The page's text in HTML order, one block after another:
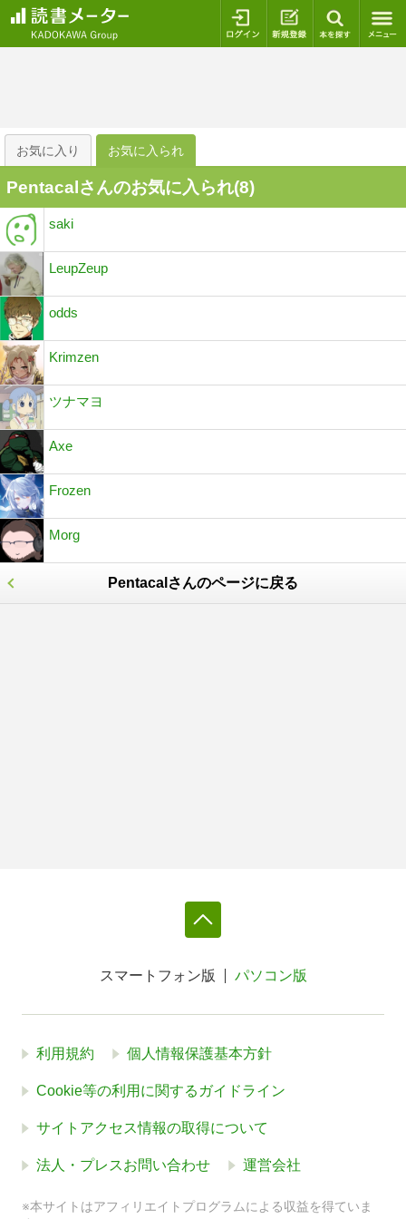
ログイン 新規登録
お気に入り お気に入られ
Pentacalさんのお気に入られ(8)
saki
LeupZeup
odds
Krimzen
ツナマヨ
Axe
Frozen
Morg
Pentacalさんのページに戻る
スマートフォン版 パソコン版
利用規約 個人情報保護基本方針
Cookie等の利用に関するガイドライン
サイトアクセス情報の取得について
法人・プレスお問い合わせ 運営会社
※本サイトはアフィリエイトプログラムによる収益を得ていま